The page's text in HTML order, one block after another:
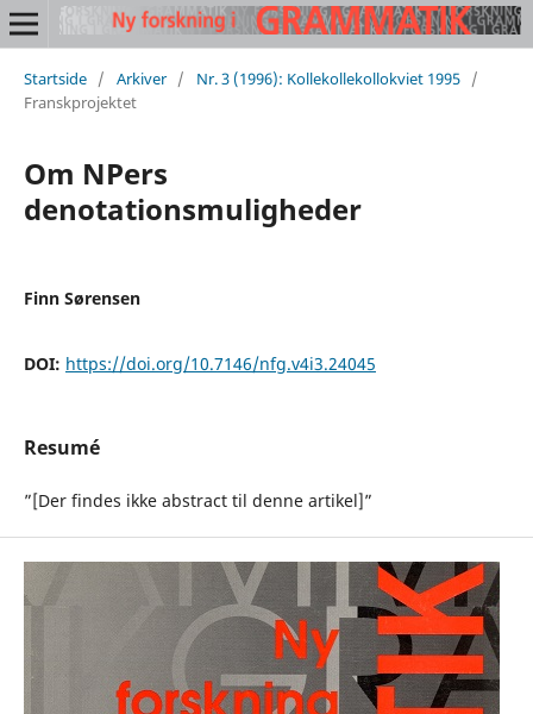
Startside / Arkiver / Nr. 3 (1996): Kollekollekollokviet 1995 /
Franskprojektet
Om NPers
denotationsmuligheder
Finn Sørensen
DOI: https://doi.org/10.7146/nfg.v4i3.24045
Resumé
”[Der findes ikke abstract til denne artikel]”